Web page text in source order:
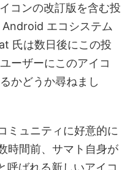
コンの改訂版を含む投
エコシステム
氏は数日後にこの投
ーザーにこのアイコ
かどうか尋ねまし
ミュニティに好意的に
時間前、サマト自身が
呼ばれる新しいアイコ